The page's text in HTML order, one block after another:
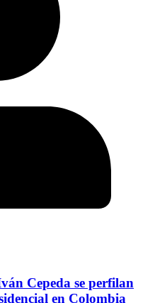
Cepeda se perfilan
en Colombia